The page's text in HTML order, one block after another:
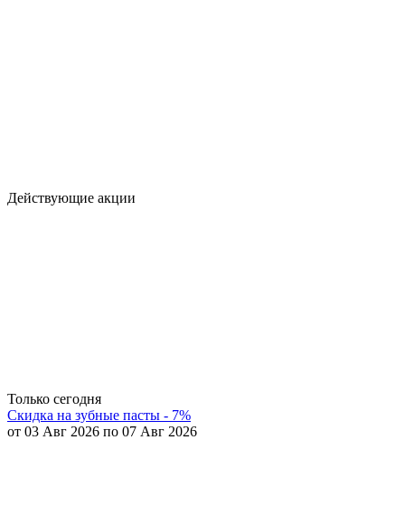
Действующие акции
Только сегодня
Скидка на зубные пасты - 7%
от 03 Авг 2026 по 07 Авг 2026